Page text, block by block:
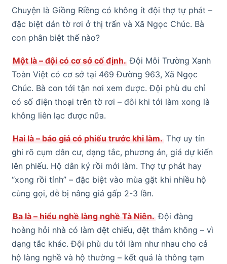
Chuyện là Giồng Riềng có không ít đội thợ tự phát –
đặc biệt dán tờ rơi ở thị trấn và Xã Ngọc Chúc. Bà
con phân biệt thế nào?
Một là – đội có cơ sở cố định. Đội Môi Trường Xanh
Toàn Việt có cơ sở tại 469 Đường 963, Xã Ngọc
Chúc. Bà con tới tận nơi xem được. Đội phù du chỉ
có số điện thoại trên tờ rơi – đôi khi tới làm xong là
không liên lạc được nữa.
Hai là – báo giá có phiếu trước khi làm. Thợ uy tín
ghi rõ cụm dân cư, dạng tắc, phương án, giá dự kiến
lên phiếu. Hộ dân ký rồi mới làm. Thợ tự phát hay
“xong rồi tính” – đặc biệt vào mùa gặt khi nhiều hộ
cùng gọi, dễ bị nâng giá gấp 2-3 lần.
Ba là – hiểu nghề làng nghề Tà Niên. Đội đàng
hoàng hỏi nhà có làm dệt chiếu, dệt thảm không – vì
dạng tắc khác. Đội phù du tới làm như nhau cho cả
hộ làng nghề và hộ thường – kết quả là thông tạm